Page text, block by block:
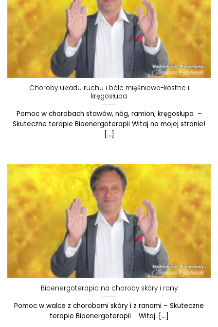
Choroby układu ruchu i bóle mięśniowo-kostne i
kręgosłupa
Pomoc w chorobach stawów, nóg, ramion, kręgosłupa –
Skuteczne terapie Bioenergoterapii Witaj na mojej stronie!
[...]
Bioenergoterapia na choroby skóry i rany
Pomoc w walce z chorobami skóry i z ranami – Skuteczne
terapie Bioenergoterapii Witaj. [...]